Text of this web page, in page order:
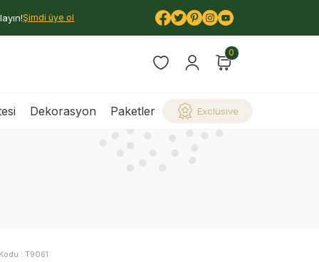
Şimdi üye ol
0
Dekorasyon Paketler Exclusive
:T9061